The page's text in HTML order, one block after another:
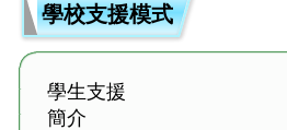
學校支援模式
學生支援
簡介